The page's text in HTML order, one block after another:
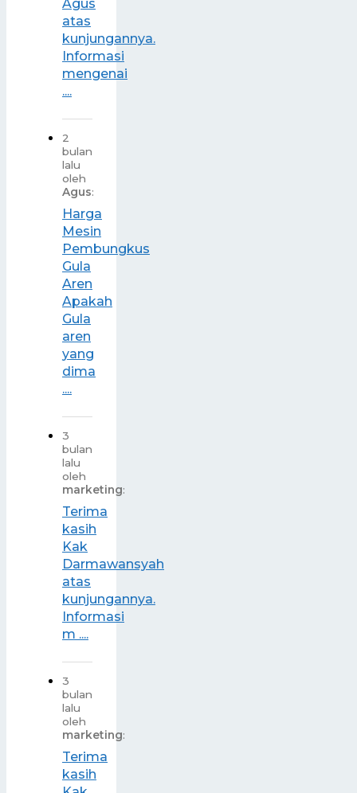
Agus
atas
kunjungannya.
Informasi
mengenai
....
2
bulan
lalu
oleh
Agus:
Harga
Mesin
Pembungkus
Gula
Aren
Apakah
Gula
aren
yang
dima
....
3
bulan
lalu
oleh
marketing:
Terima
kasih
Kak
Darmawansyah
atas
kunjungannya.
Informasi
m ....
3
bulan
lalu
oleh
marketing:
Terima
kasih